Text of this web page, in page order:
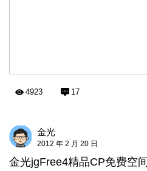
4923 17
金光
2012 年 2 月 20 日
金光jgFree4精品CP免费空